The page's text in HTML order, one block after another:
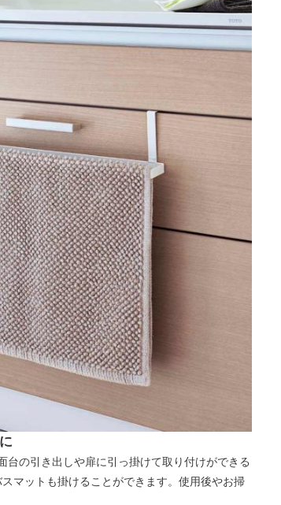
台の引き出しや扉に引っ掛けて取り付けができる
マットも掛けることができます。使用後やお掃